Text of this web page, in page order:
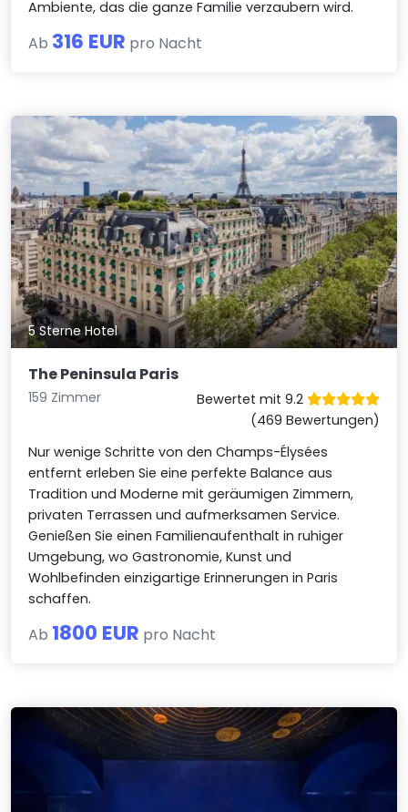
Ambiente, das die ganze Familie verzaubern wird.
Ab 316 EUR pro Nacht
5 Sterne Hotel
The Peninsula Paris
159 Zimmer
Bewertet mit 9.2
(469 Bewertungen)
Nur wenige Schritte von den Champs-Élysées
entfernt erleben Sie eine perfekte Balance aus
Tradition und Moderne mit geräumigen Zimmern,
privaten Terrassen und aufmerksamen Service.
Genießen Sie einen Familienaufenthalt in ruhiger
Umgebung, wo Gastronomie, Kunst und
Wohlbefinden einzigartige Erinnerungen in Paris
schaffen.
Ab 1800 EUR pro Nacht